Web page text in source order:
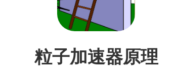
粒子加速器原理